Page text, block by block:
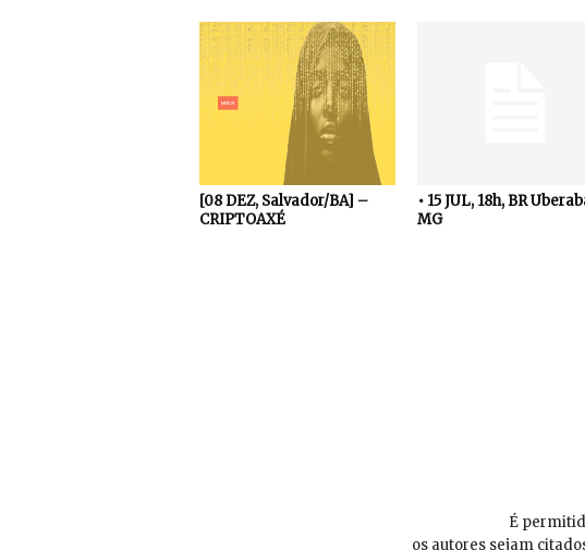
[08 DEZ, Salvador/BA] –
CRIPTOAXÉ
• 15 JUL, 18h, BR
MG
É
os autores sejam